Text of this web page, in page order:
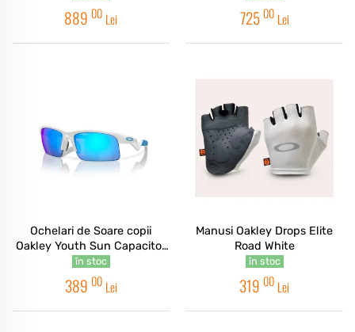
889 00 Lei 725 00 Lei
Ochelari de Soare copii
Oakley Youth Sun Capacitor
Polished White / Prizm
Sapphire
în stoc
389 00 Lei
Manusi Oakley Drops Elite
Road White
în stoc
319 00 Lei